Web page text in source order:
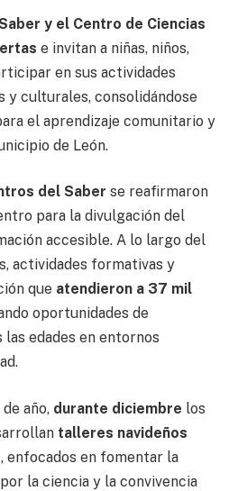
y el Centro de Ciencias
e invitan a niñas, niños,
en sus actividades
y culturales, consolidándose
el aprendizaje comunitario y
de León.
del Saber se reafirmaron
para la divulgación del
accesible. A lo largo del
actividades formativas y
que atendieron a 37 mil
oportunidades de
edades en entornos
año, durante diciembre los
talleres navideños
, enfocados en fomentar la
la ciencia y la convivencia